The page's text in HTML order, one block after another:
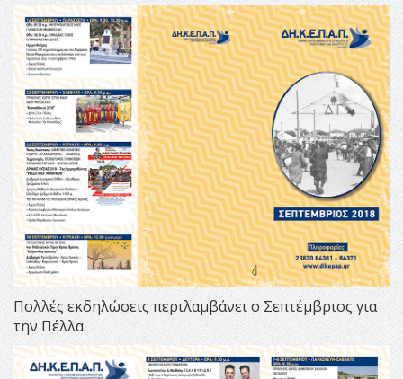
Πολλές εκδηλώσεις περιλαμβάνει ο Σεπτέμβριος για
την Πέλλα.